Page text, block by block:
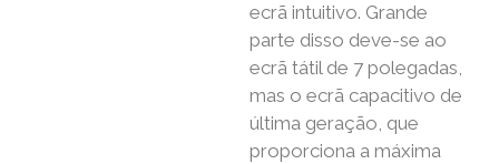
ecrã intuitivo. Grande
parte disso deve-se ao
ecrã tátil de 7 polegadas,
mas o ecrã capacitivo de
última geração, que
proporciona a máxima